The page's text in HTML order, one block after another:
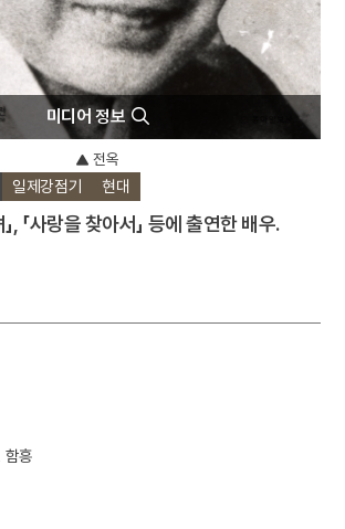
일제강점기 현대
, 「사랑을 찾아서」 등에 출연한 배우.
함흥
미디어 정보
전옥